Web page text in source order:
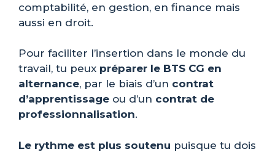
comptabilité, en gestion, en finance mais
aussi en droit.
Pour faciliter l’insertion dans le monde du
travail, tu peux préparer le BTS CG en
alternance, par le biais d’un contrat
d’apprentissage ou d’un contrat de
professionnalisation.
Le rythme est plus soutenu puisque tu dois